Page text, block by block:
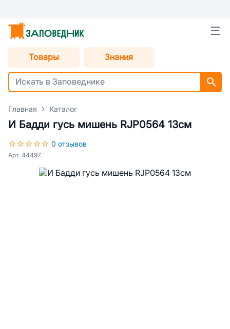
Товары Знания
Главная Каталог
И Бадди гусь мишень RJP0564 13см
0 отзывов
Арт. 44497